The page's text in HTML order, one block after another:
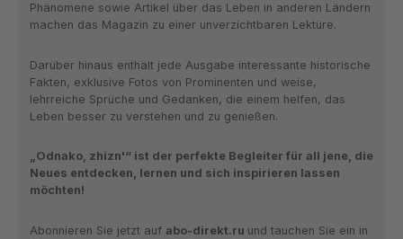
Phänomene sowie Artikel über das Leben in anderen Ländern
machen das Magazin zu einer unverzichtbaren Lektüre.
Darüber hinaus enthält jede Ausgabe interessante historische
Fakten, exklusive Fotos von Prominenten und weise,
lehrreiche Sprüche und Gedanken, die einem helfen, das
Leben besser zu verstehen und zu genießen.
„Odnako, zhizn'“ ist der perfekte Begleiter für all jene, die
Neues entdecken, lernen und sich inspirieren lassen
möchten!
Abonnieren Sie jetzt auf abo-direkt.ru und tauchen Sie ein in